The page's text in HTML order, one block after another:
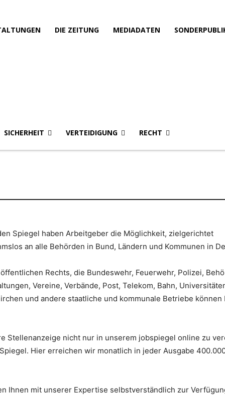
DIE ZEITUNG MEDIADATEN
SICHERHEIT VERTEIDIGUNG RECHT
Spiegel haben Arbeitgeber die Möglichkeit, zielgerichtet
an alle Behörden in Bund, Ländern und Kommunen in
Rechts, die Bundeswehr, Feuerwehr, Polizei,
Vereine, Verbände, Post, Telekom, Bahn,
und andere staatliche und kommunale Betriebe können
Stellenanzeige nicht nur in unserem jobspiegel online zu
Hier erreichen wir monatlich in jeder Ausgabe
Ihnen mit unserer Expertise selbstverständlich zur